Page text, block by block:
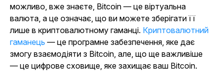
можливо, вже знаєте, Bitcoin — це віртуальна
валюта, а це означає, що ви можете зберігати її
лише в криптовалютному гаманці. Криптовалютний
гаманець — це програмне забезпечення, яке дає
змогу взаємодіяти з Bitcoin, але, що ще важливіше
— це цифрове сховище, яке захищає ваш Bitcoin.